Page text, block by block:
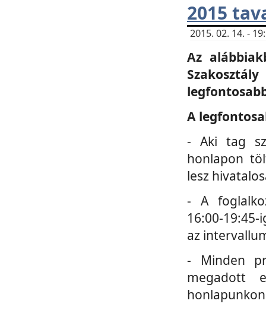
2015
2015. 02. 14. -
Az
A
- Aki tag
honlapon
lesz
- A
16:00-
az
- Minden
megadott